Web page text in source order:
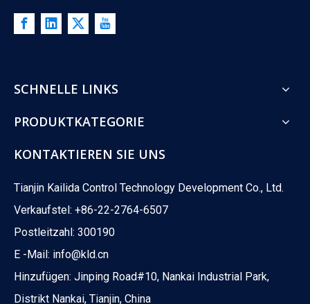
SCHNELLE LINKS
PRODUKTKATEGORIE
KONTAKTIEREN SIE UNS
Tianjin Kailida Control Technology Development Co., Ltd.
Verkaufstel: +86-22-2764-6507
Postleitzahl: 300190
E -Mail: info@kld.cn
Hinzufügen: Jinping Road#10, Nankai Industrial Park,
Distrikt Nankai, Tianjin, China